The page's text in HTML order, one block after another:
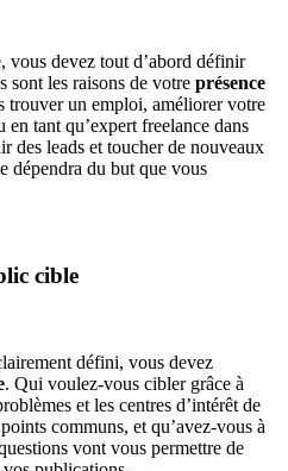
vous devez tout d’abord définir
sont les raisons de votre présence
trouver un emploi, améliorer votre
tant qu’expert freelance dans
des leads et toucher de nouveaux
dépendra du but que vous
cible
défini, vous devez
. Qui voulez-vous cibler grâce à
et les centres d’intérêt de
communs, et qu’avez-vous à
vont vous permettre de